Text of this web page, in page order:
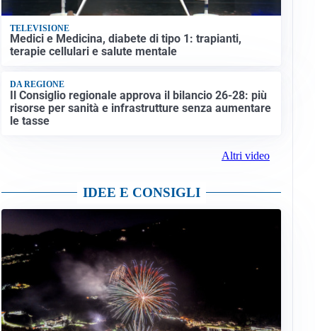
TELEVISIONE
Medici e Medicina, diabete di tipo 1: trapianti,
terapie cellulari e salute mentale
DA REGIONE
Il Consiglio regionale approva il bilancio 26-28: più
risorse per sanità e infrastrutture senza aumentare
le tasse
Altri video
IDEE E CONSIGLI